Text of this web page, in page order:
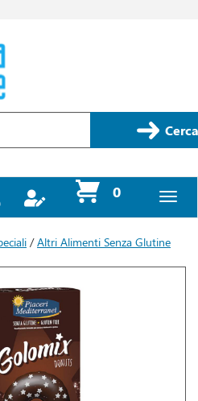
0prodotti
inseriti
/Altri Alimenti Senza Glutine